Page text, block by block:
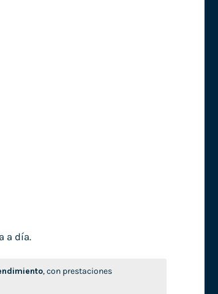
a día.
, con prestaciones